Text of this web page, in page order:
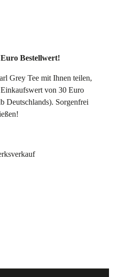
Bestellwert!
Grey Tee mit Ihnen teilen,
von 30 Euro
Deutschlands). Sorgenfrei